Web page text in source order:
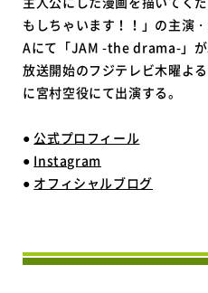
もしちゃいます！！」の主演
Aにて「JAM -the drama-」
放送開始のフジテレビ木曜よ
に宮村空役にて出演する。
● 公式プロフィール
● Instagram
● オフィシャルブログ